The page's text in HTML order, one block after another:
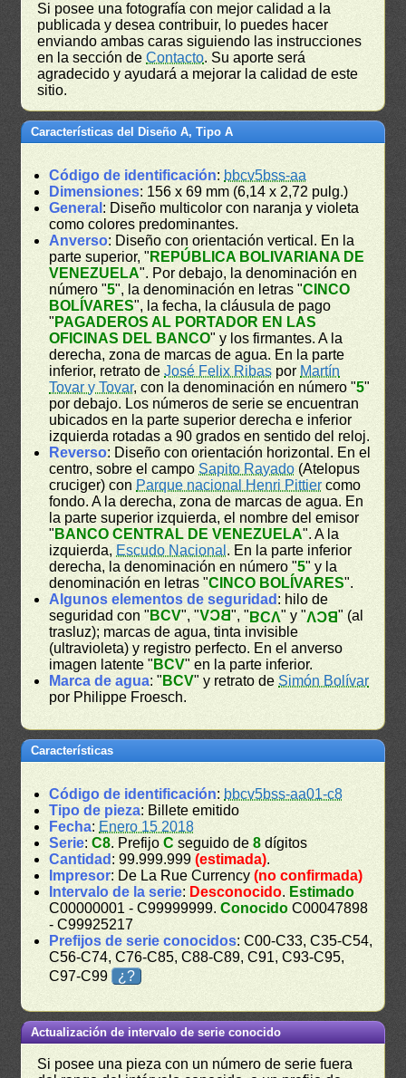
Si posee una fotografía con mejor calidad a la
publicada y desea contribuir, lo puedes hacer
enviando ambas caras siguiendo las instrucciones
en la sección deContacto. Su aporte será
agradecido y ayudará a mejorar la calidad de este
sitio.
Características del Diseño A, Tipo A
Código de identificación: bbcv5bss-aa
Dimensiones: 156 x 69 mm (6,14 x 2,72 pulg.)
General : Diseño multicolor con naranja y violeta
como colores predominantes.
Anverso: Diseño con orientación vertical. En la
parte superior, " REPÚBLICA BOLIVARIANA DE
VENEZUELA". Por debajo, la denominación en
número "5", la denominación en letras "CINCO
BOLÍVARES", la fecha, la cláusula de pago
" PAGADEROS AL PORTADOR EN LAS
OFICINAS DEL BANCO" y los firmantes. A la
derecha, zona de marcas de agua. En la parte
inferior, retrato deJosé Felix Ribas por Martín
Tovar y Tovar, con la denominación en número "5"
por debajo. Los números de serie se encuentran
ubicados en la parte superior derecha e inferior
izquierda rotadas a 90 grados en sentido del reloj.
Reverso: Diseño con orientación horizontal. En el
centro, sobre el campoSapito Rayado (Atelopus
cruciger) con Parque nacional Henri Pittier como
fondo. A la derecha, zona de marcas de agua. En
la parte superior izquierda, el nombre del emisor
" BANCO CENTRAL DE VENEZUELA". A la
izquierda, Escudo Nacional . En la parte inferior
derecha, la denominación en número "5" y la
denominación en letras "CINCO BOLÍVARES".
Algunos elementos de seguridad : hilo de
seguridad con " BCV", "BCV", "BCV" y "BCV" (al
trasluz); marcas de agua, tinta invisible
(ultravioleta) y registro perfecto. En el anverso
imagen latente " BCV" en la parte inferior.
Marca de agua: " BCV" y retrato deSimón Bolívar
por Philippe Froesch.
Características
Código de identificación: bbcv5bss-aa01-c8
Tipo de pieza: Billete emitido
Fecha: Enero 15 2018
Serie:C8. PrefijoC seguido de8 dígitos
Cantidad : 99.999.999(estimada).
Impresor: De La Rue Currency(no confirmada)
Intervalo de la serie: Desconocido. Estimado
C00000001 - C99999999.Conocido C00047898
- C99925217
Prefijos de serie conocidos: C00-C33, C35-C54,
C56-C74, C76-C85, C88-C89, C91, C93-C95,
C97-C99
¿?
Actualización de intervalo de serie conocido
Si posee una pieza con un número de serie fuera